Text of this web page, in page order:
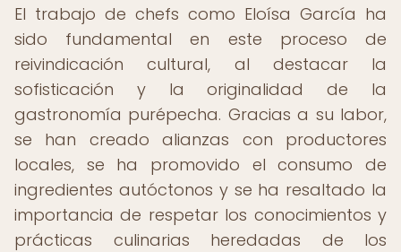
El trabajo de chefs como Eloísa García ha
sido fundamental en este proceso de
reivindicación cultural, al destacar la
sofisticación y la originalidad de la
gastronomía purépecha. Gracias a su labor,
se han creado alianzas con productores
locales, se ha promovido el consumo de
ingredientes autóctonos y se ha resaltado la
importancia de respetar los conocimientos y
prácticas culinarias heredadas de los